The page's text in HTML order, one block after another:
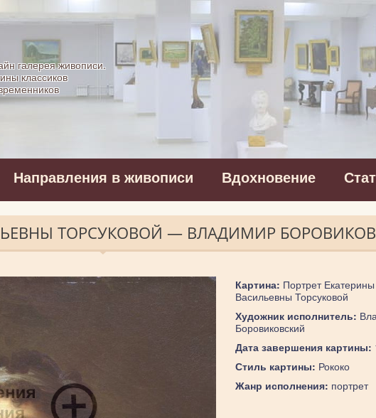
- картинная галерея
галерея живописи.
классиков
Направления в живописи Вдохновение
ТОРСУКОВОЙ — ВЛАДИМИР
Картина: Портрет Екатерины
Васильевны Торсуковой
Художник исполнитель:
Боровиковский
Дата завершения картины:
Стиль картины: Рококо
Жанр исполнения: портрет